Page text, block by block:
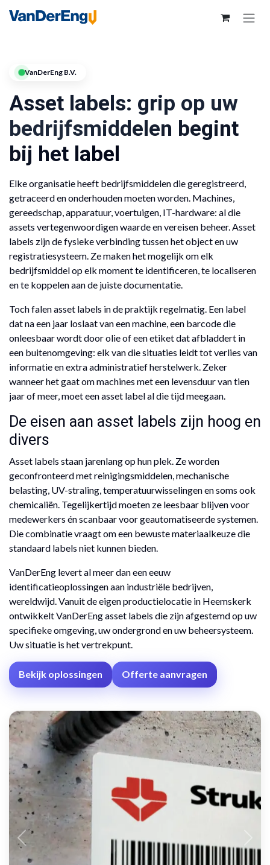
VanDerEng B.V.
Asset labels: grip op uw
bedrijfsmiddelen begint
bij het label
Elke organisatie heeft bedrijfsmiddelen die geregistreerd,
getraceerd en onderhouden moeten worden. Machines,
gereedschap, apparatuur, voertuigen, IT-hardware: al die
assets vertegenwoordigen waarde en vereisen beheer. Asset
labels zijn de fysieke verbinding tussen het object en uw
registratiesysteem. Ze maken het mogelijk om elk
bedrijfsmiddel op elk moment te identificeren, te localiseren
en te koppelen aan de juiste documentatie.
Toch falen asset labels in de praktijk regelmatig. Een label
dat na een jaar loslaat van een machine, een barcode die
onleesbaar wordt door olie of een etiket dat afbladdert in
een buitenomgeving: elk van die situaties leidt tot verlies van
informatie en extra administratief herstelwerk. Zeker
wanneer het gaat om machines met een levensduur van tien
jaar of meer, moet een asset label al die tijd meegaan.
De eisen aan asset labels zijn hoog en
divers
Asset labels staan jarenlang op hun plek. Ze worden
geconfronteerd met reinigingsmiddelen, mechanische
belasting, UV-straling, temperatuurwisselingen en soms ook
chemicaliën. Tegelijkertijd moeten ze leesbaar blijven voor
medewerkers én scanbaar voor geautomatiseerde systemen.
Die combinatie vraagt om een bewuste materiaalkeuze die
standaard labels niet kunnen bieden.
VanDerEng levert al meer dan een eeuw
identificatieoplossingen aan industriële bedrijven,
wereldwijd. Vanuit de eigen productielocatie in Heemskerk
ontwikkelt VanDerEng asset labels die zijn afgestemd op uw
specifieke omgeving, uw ondergrond en uw beheersysteem.
Uw situatie is het vertrekpunt.
Bekijk oplossingen Offerte aanvragen